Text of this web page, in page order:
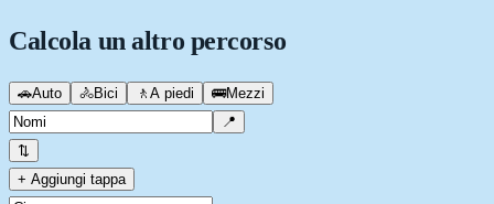
Calcola un altro percorso
🚗Auto 🚴Bici 🚶 A piedi 🚌Mezzi
📍
⇅
+ Aggiungi tappa